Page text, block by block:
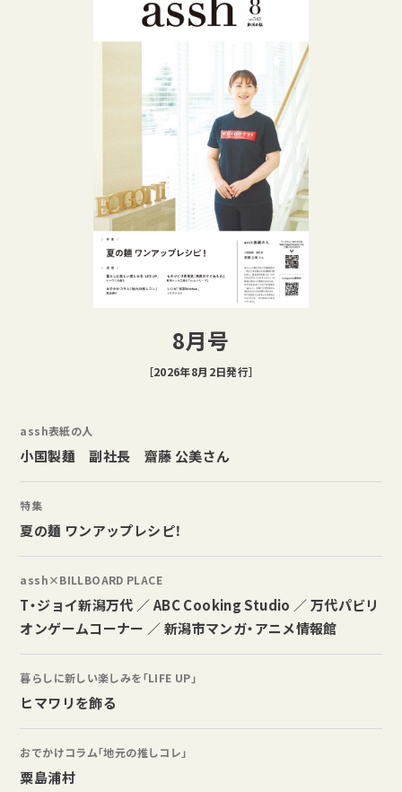
8月号
［2026年8月2日発行］
assh表紙の人
小国製麺 副社長 齋藤 公美さん
特集
夏の麺 ワンアップレシピ！
assh×BILLBOARD PLACE
T・ジョイ新潟万代 ／ ABC Cooking Studio ／ 万代パビリ
オンゲームコーナー ／ 新潟市マンガ・アニメ情報館
暮らしに新しい楽しみを「LIFE UP」
ヒマワリを飾る
おでかけコラム「地元の推しコレ」
粟島浦村